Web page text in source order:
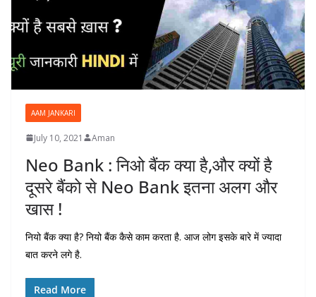
AAM JANKARI
July 10, 2021 Aman
Neo Bank : निओ बैंक क्या है,और क्यों है
दूसरे बैंको से Neo Bank इतना अलग और
खास !
नियो बैंक क्या है? नियो बैंक कैसे काम करता है. आज लोग इसके बारे में ज्यादा
बात करने लगे है.
Read More